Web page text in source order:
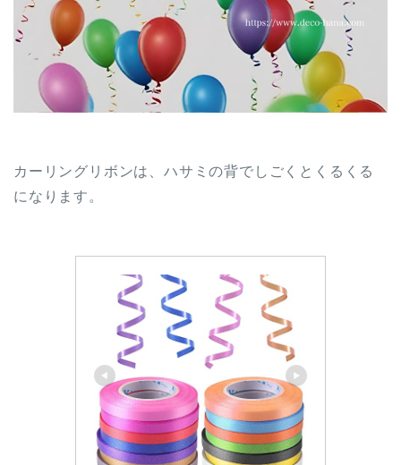
カーリングリボンは、ハサミの背でしごくとくるくる
になります。